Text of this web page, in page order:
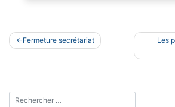
Navigation
de
Fermeture secrétariat
Les